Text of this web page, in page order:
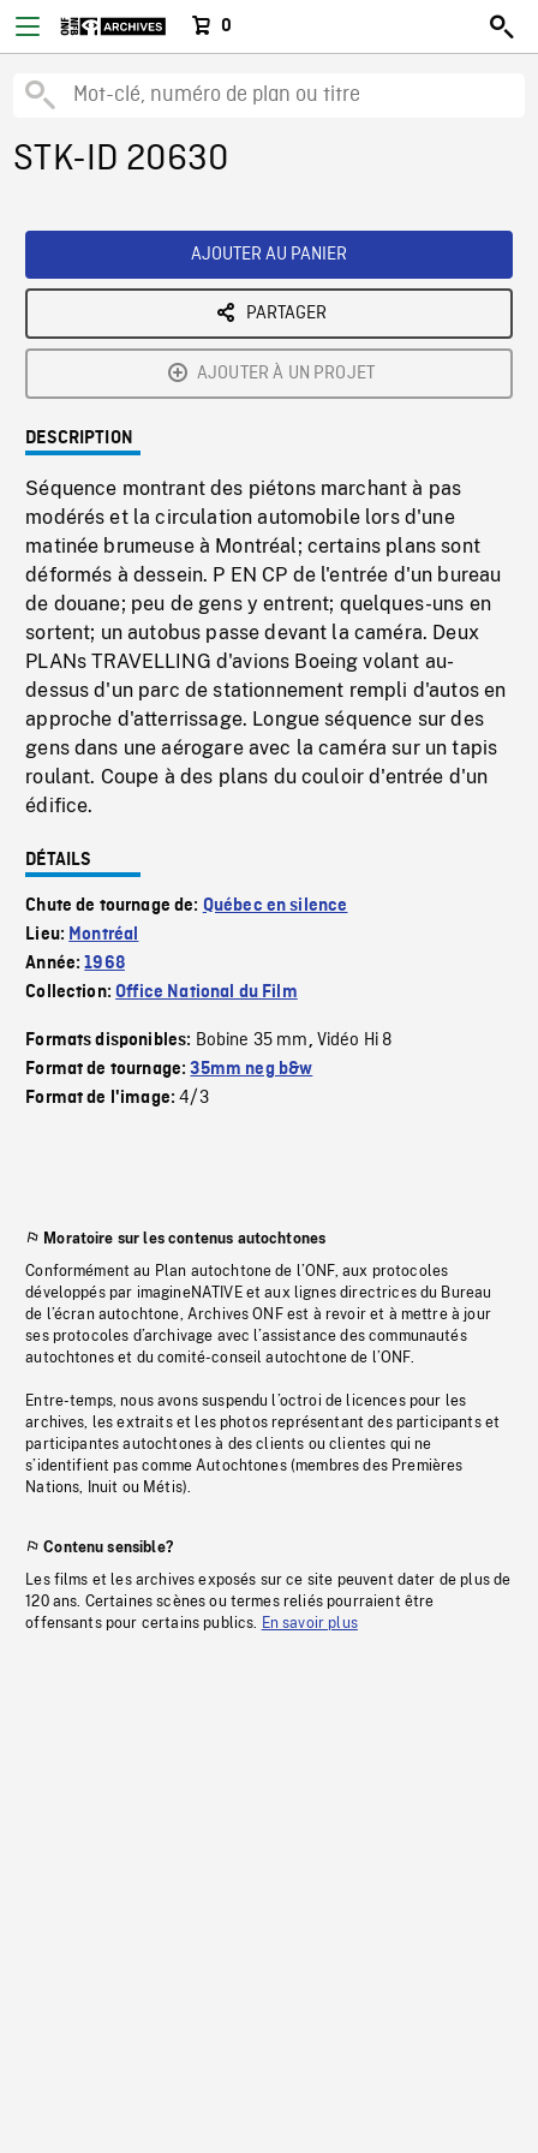
0
STK-ID 20630
AJOUTER AU PANIER
PARTAGER
AJOUTER À UN PROJET
DESCRIPTION
Séquence montrant des piétons marchant à pas
modérés et la circulation automobile lors d'une
matinée brumeuse à Montréal; certains plans sont
déformés à dessein. P EN CP de l'entrée d'un bureau
de douane; peu de gens y entrent; quelques-uns en
sortent; un autobus passe devant la caméra. Deux
PLANs TRAVELLING d'avions Boeing volant au-
dessus d'un parc de stationnement rempli d'autos en
approche d'atterrissage. Longue séquence sur des
gens dans une aérogare avec la caméra sur un tapis
roulant. Coupe à des plans du couloir d'entrée d'un
édifice.
DÉTAILS
Chute de tournage de: Québec en silence
Lieu: Montréal
Année:1968
Collection:Office National du Film
Formats disponibles: Bobine 35 mm, Vidéo Hi 8
Format de tournage:35mm neg b&w
Format de l'image:4/3
Moratoire sur les contenus autochtones
Conformément au Plan autochtone de l’ONF, aux protocoles
développés par imagineNATIVE et aux lignes directrices du Bureau
de l’écran autochtone, Archives ONF est à revoir et à mettre à jour
ses protocoles d’archivage avec l’assistance des communautés
autochtones et du comité-conseil autochtone de l’ONF.
Entre-temps, nous avons suspendu l’octroi de licences pour les
archives, les extraits et les photos représentant des participants et
participantes autochtones à des clients ou clientes qui ne
s’identifient pas comme Autochtones (membres des Premières
Nations, Inuit ou Métis).
Contenu sensible?
Les films et les archives exposés sur ce site peuvent dater de plus de
120 ans. Certaines scènes ou termes reliés pourraient être
offensants pour certains publics. En savoir plus